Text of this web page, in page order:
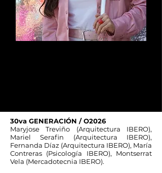
30va GENERACIÓN / O2026
Maryjose Treviño (Arquitectura IBERO),
Mariel Serafin (Arquitectura IBERO),
Fernanda Díaz (Arquitectura IBERO), María
Contreras (Psicología IBERO), Montserrat
Vela (Mercadotecnia IBERO).